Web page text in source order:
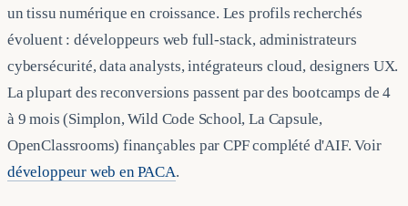
un tissu numérique en croissance. Les profils recherchés
évoluent : développeurs web full-stack, administrateurs
cybersécurité, data analysts, intégrateurs cloud, designers UX.
La plupart des reconversions passent par des bootcamps de 4
à 9 mois (Simplon, Wild Code School, La Capsule,
OpenClassrooms) finançables par CPF complété d'AIF. Voir
développeur web en PACA.